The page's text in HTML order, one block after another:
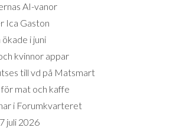
AI-vanor
Ica Gaston
i juni
kvinnor appar
till vd på Matsmart
mat och kaffe
i Forumkvarteret
juli 2026